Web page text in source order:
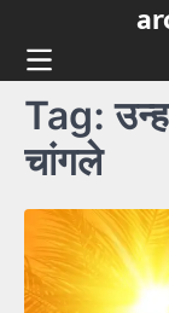
content
Tag:
चांगले